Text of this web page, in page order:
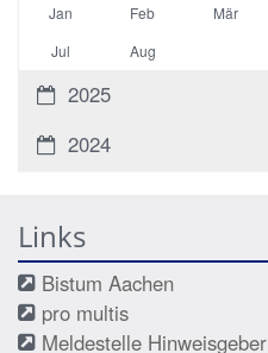
Jan Feb Mär
Jul
Aug
2025
2024
Links
Bistum Aachen
pro multis
Meldestelle Hinweisgeber